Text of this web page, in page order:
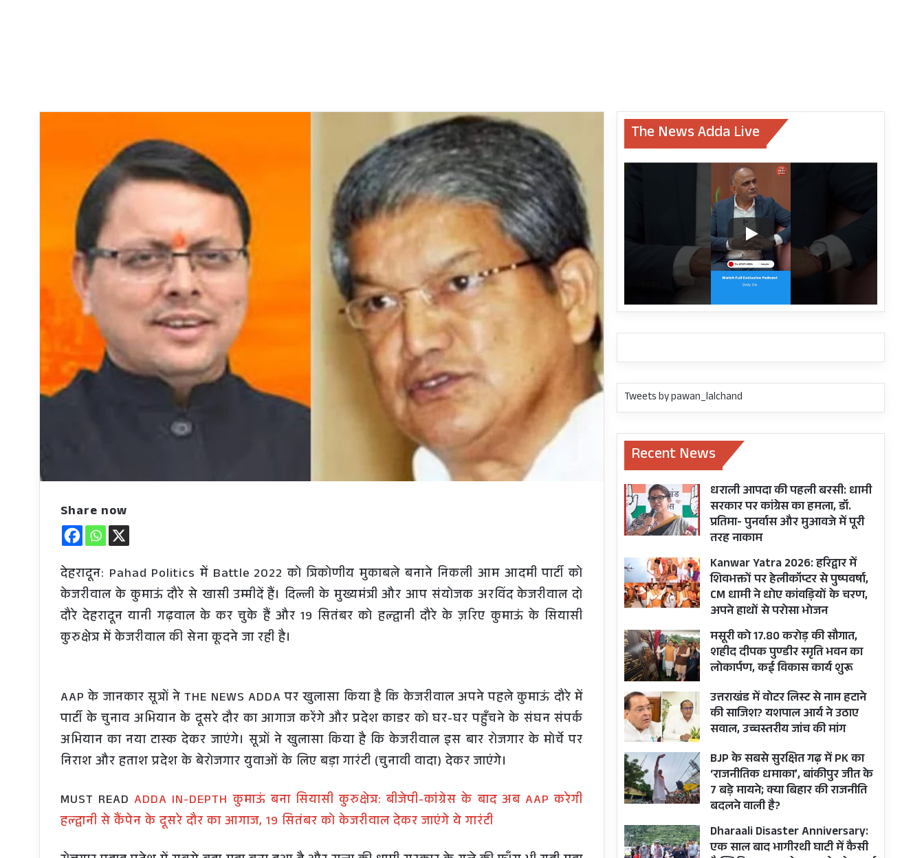
Share now
देहरादून: Pahad Politics में Battle 2022 को त्रिकोणीय मुकाबले बनाने निकली आम आदमी पार्टी को
केजरीवाल के कुमाऊं दौरे से खासी उम्मीदें हैं। दिल्ली के मुख्यमंत्री और आप संयोजक अरविंद केजरीवाल दो
दौरे देहरादून यानी गढ़वाल के कर चुके हैं और 19 सितंबर को हल्द्वानी दौरे के ज़रिए कुमाऊं के सियासी
कुरुक्षेत्र में केजरीवाल की सेना कूदने जा रही है।
AAP के जानकार सूत्रों ने THE NEWS ADDA पर खुलासा किया है कि केजरीवाल अपने पहले कुमाऊं दौरे में
पार्टी के चुनाव अभियान के दूसरे दौर का आगाज करेंगे और प्रदेश काडर को घर-घर पहुँचने के संघन संपर्क
अभियान का नया टास्क देकर जाएंगे। सूत्रों ने खुलासा किया है कि केजरीवाल इस बार रोजगार के मोर्चे पर
निराश और हताश प्रदेश के बेरोजगार युवाओं के लिए बड़ा गारंटी (चुनावी वादा) देकर जाएंगे।
MUST READADDA IN-DEPTH कुमाऊं बना सियासी कुरुक्षेत्र: बीजेपी-कांग्रेस के बाद अब AAP करेगी
हल्द्वानी से कैंपेन के दूसरे दौर का आगाज, 19 सितंबर को केजरीवाल देकर जाएंगे ये गारंटी
The News Adda Live
Tweets by pawan_lalchand
Recent News
धराली आपदा की पहली बरसी: धामी
सरकार पर कांग्रेस का हमला, डॉ.
प्रतिमा- पुनर्वास और मुआवजे में पूरी
तरह नाकाम
Kanwar Yatra 2026: हरिद्वार में
शिवभक्तों पर हेलीकॉप्टर से पुष्पवर्षा,
CM धामी ने धोए कांवड़ियों के चरण,
अपने हाथों से परोसा भोजन
मसूरी को 17.80 करोड़ की सौगात,
शहीद दीपक पुण्डीर स्मृति भवन का
लोकार्पण, कई विकास कार्य शुरू
उत्तराखंड में वोटर लिस्ट से नाम हटाने
की साजिश? यशपाल आर्य ने उठाए
सवाल, उच्चस्तरीय जांच की मांग
BJP के सबसे सुरक्षित गढ़ में PK का
‘राजनीतिक धमाका’, बांकीपुर जीत के
7 बड़े मायने; क्या बिहार की राजनीति
बदलने वाली है?
Dharaali Disaster Anniversary:
एक साल बाद भागीरथी घाटी में कैसी